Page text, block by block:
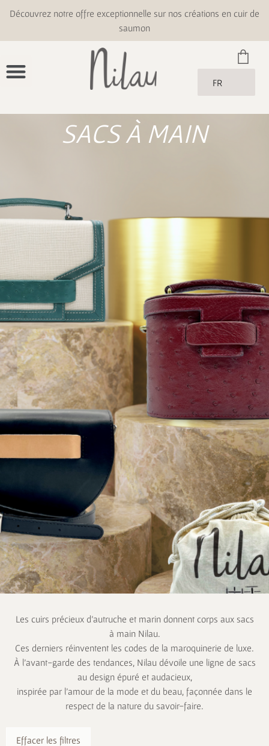
Découvrez notre offre exceptionnelle sur nos créations en cuir de
saumon
FR
SACS À MAIN
Les cuirs précieux d’autruche et marin donnent corps aux sacs
à main Nilau.
Ces derniers réinventent les codes de la maroquinerie de luxe.
À l’avant-garde des tendances, Nilau dévoile une ligne de sacs
au design épuré et audacieux,
inspirée par l’amour de la mode et du beau, façonnée dans le
respect de la nature du savoir-faire.
Effacer les filtres